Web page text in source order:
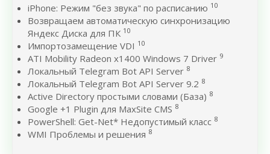
iPhone: Режим "без звука" по расписанию 10
Возвращаем автоматическую синхронизацию
Яндекс Диска для ПК 10
Импортозамещение VDI 10
ATI Mobility Radeon x1400 Windows 7 Driver 9
Локальный Telegram Bot API Server 8
Локальный Telegram Bot API Server 9.2 8
Active Directory простыми словами (База) 8
Google +1 Plugin для MaxSite CMS 8
PowerShell: Get-Net* Недопустимый класс 8
WMI Проблемы и решения 8